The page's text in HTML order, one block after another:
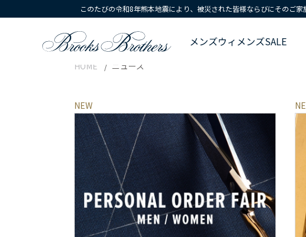
このたびの令和8年熊本地震により、被災された皆様ならびにそのご
メンズウィメンズSALE
HOME ニュース
NEW